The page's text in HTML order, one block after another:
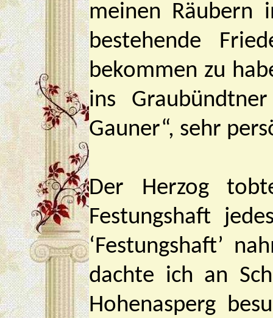
meinen Räubern
bestehende
bekommen zu
ins
Gauner“, sehr
Der Herzog
Festungshaft
‘Festungshaft’
dachte ich an
Hohenasperg